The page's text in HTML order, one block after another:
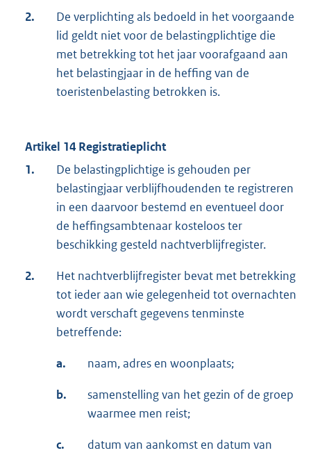
2.
De verplichting als bedoeld in het voorgaande
lid geldt niet voor de belastingplichtige die
met betrekking tot het jaar voorafgaand aan
het belastingjaar in de heffing van de
toeristenbelasting betrokken is.
Artikel 14 Registratieplicht
1.
De belastingplichtige is gehouden per
belastingjaar verblijfhoudenden te registreren
in een daarvoor bestemd en eventueel door
de heffingsambtenaar kosteloos ter
beschikking gesteld nachtverblijfregister.
2.
Het nachtverblijfregister bevat met betrekking
tot ieder aan wie gelegenheid tot overnachten
wordt verschaft gegevens tenminste
betreffende:
a. naam, adres en woonplaats;
b.
samenstelling van het gezin of de groep
waarmee men reist;
c.
datum van aankomst en datum van